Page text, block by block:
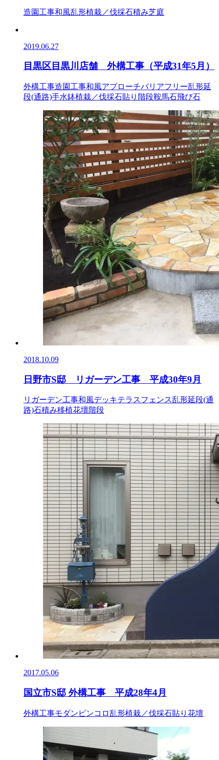
造園工事和風乱形植栽／伐採石積み芝庭
2019.06.27
目黒区目黒川店舗 外構工事（平成31年5月）
外構工事造園工事和風アプローチバリアフリー乱形延
段(通路)手水鉢植栽／伐採石貼り 階段鞍馬石飛び石
2018.10.09
日野市S邸 リガーデン工事 平成30年9月
リガーデン工事和風デッキテラスフェンス乱形延段(通
路)石積み移植花壇階段
2017.05.06
国立市S邸 外構工事 平成28年4月
外構工事モダン ピンコロ乱形植栽／伐採石貼り 花壇